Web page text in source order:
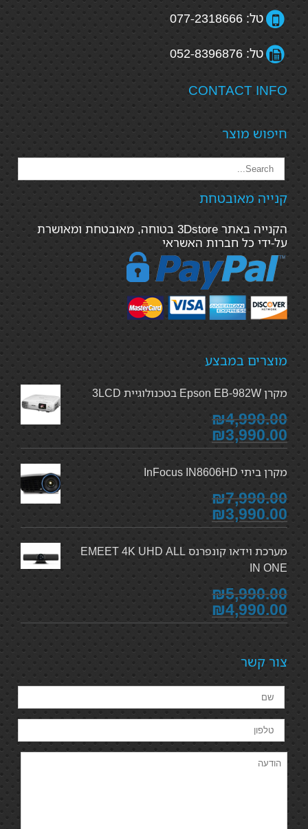
טל: 077-2318666
טל: 052-8396876
CONTACT INFO
חיפוש מוצר
קנייה מאובטחת
הקנייה באתר 3Dstore בטוחה, מאובטחת ומאושרת
על-ידי כל חברות האשראי
מוצרים במבצע
מקרן Epson EB-982W בטכנולוגיית 3LCD
₪4,990.00
₪3,990.00
מקרן ביתי InFocus IN8606HD
₪7,990.00
₪3,990.00
מערכת וידאו קונפרנס EMEET 4K UHD ALL
IN ONE
₪5,990.00
₪4,990.00
צור קשר